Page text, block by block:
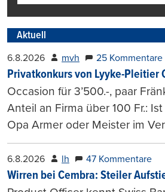
Aktuell
6.8.2026 mvh 25 Kommentare
Privatkonkurs von Lyyke-Pleitier
Occasion für 3’500.-, paar
Anteil an Firma über 100 Fr.:
Opa Armer oder Meister im
6.8.2026 lh 47 Kommentare
Wirren bei Cembra: Steiler